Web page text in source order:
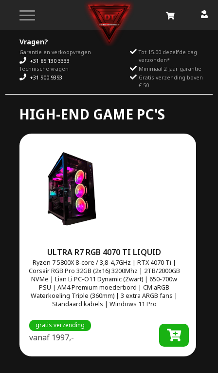
Vragen?
Garantie en verkoopvragen
+31 85 130 3333
Technische vragen
+31 900 9393
Tot 15.00 dezelfde dag
verzonden*
Minimaal 2 jaar garantie
Gratis verzending boven
€ 50
HIGH-END GAME PC'S
ULTRA R7 RGB 4070 TI LIQUID
Ryzen 7 5800X 8-core / 3,8-4,7GHz | RTX 4070 Ti |
Corsair RGB Pro 32GB (2x16) 3200Mhz | 2TB/2000GB
NVMe | Lian Li PC-O11 Dynamic (Zwart) | 650-700w
PSU | AM4 Premium moederbord | CM aRGB
Waterkoeling Triple (360mm) | 3 extra ARGB fans |
Standaard kabels | Windows 11 Pro
gratis verzending
vanaf 1997,-